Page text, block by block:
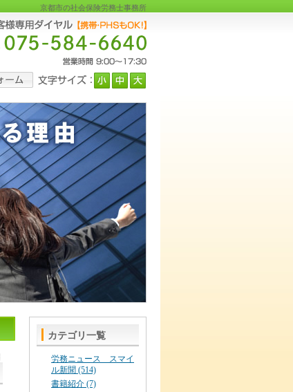
京都市の社会保険労務士事務所
カテゴリ一覧
労務ニュース スマイ
ル新聞 (514)
書籍紹介 (7)